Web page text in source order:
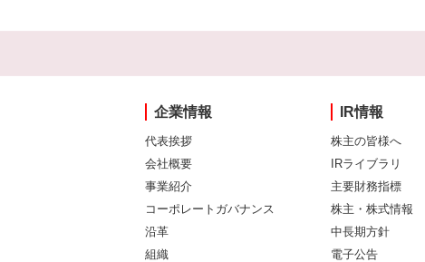
企業情報
代表挨拶
会社概要
事業紹介
コーポレートガバナンス
沿革
組織
IR情報
株主の皆様へ
IRライブラリ
主要財務指標
株主・株式情報
中長期方針
電子公告